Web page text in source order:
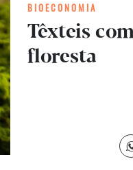
BIOECONOMIA
Têxteis
floresta